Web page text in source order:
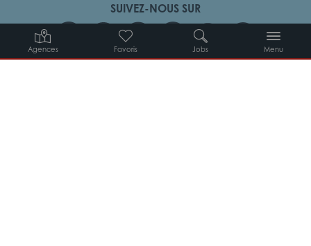
Agences Favoris Jobs Menu
SUIVEZ-NOUS SUR